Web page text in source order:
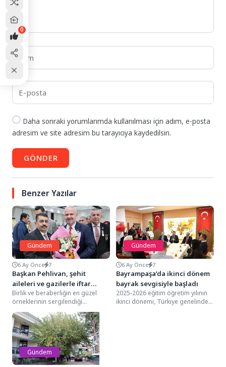
Daha sonraki yorumlarımda kullanılması için adım, e-posta
adresim ve site adresim bu tarayıcıya kaydedilsin.
GÖNDER
Benzer Yazılar
Gündem
6 Ay Önce 7
Başkan Pehlivan, şehit
aileleri ve gazilerle iftar
sofrasında buluştu
Birlik ve beraberliğin en güzel
örneklerinin sergilendiği
Ramazan, iftar sofralarıyla da
gönül buluşmalarına ev sahipliği...
Gündem
6 Ay Önce 7
Bayrampaşa’da ikinci dönem
bayrak sevgisiyle başladı
2025-2026 eğitim öğretim yılının
ikinci dönemi, Türkiye genelinde
Gündem
0